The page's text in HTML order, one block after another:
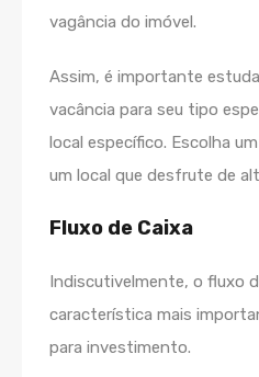
vagância do imóvel.
Assim, é importante
vacância para seu tipo
local específico. Escolha
um local que desfrute de
Fluxo de Caixa
Indiscutivelmente, o fluxo
característica mais
para investimento.